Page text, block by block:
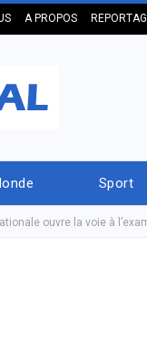
A PROPOS
Sport
ouvre la voie à